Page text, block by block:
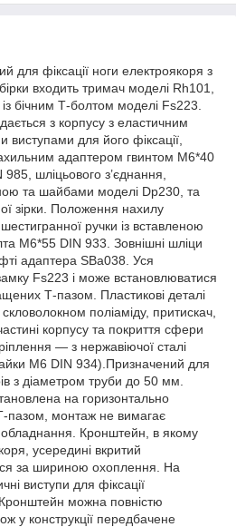
для фіксації ноги електроякоря з
входить тримач моделі Rh101,
бічним Т-болтом моделі Fs223.
з корпусу з еластичним
виступами для його фіксації,
адаптером гвинтом M6*40
шліцьового з’єднання,
та шайбами моделі Dp230, та
зірки. Положення нахилу
ручки із вставленою
M6*55 DIN 933. Зовнішні шліци
адаптера SBa038. Уся
Fs223 і може встановлюватися
Т-пазом. Пластикові деталі
поліаміду, притискач,
корпусу та покриття сфери
— з нержавіючої сталі
M6 DIN 934).Призначений для
з діаметром труби до 50 мм.
на горизонтально
пазом, монтаж не вимагає
обладнання. Кронштейн, в якому
усередині вкритий
за шириною охоплення. На
виступи для фіксації
можна повністю
у конструкції передбачене